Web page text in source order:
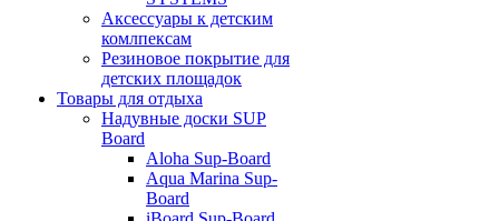
Аксессуары к детским
комлпексам
Резиновое покрытие для
детских площадок
Товары для отдыха
Надувные доски SUP
Board
Aloha Sup-Board
Aqua Marina Sup-
Board